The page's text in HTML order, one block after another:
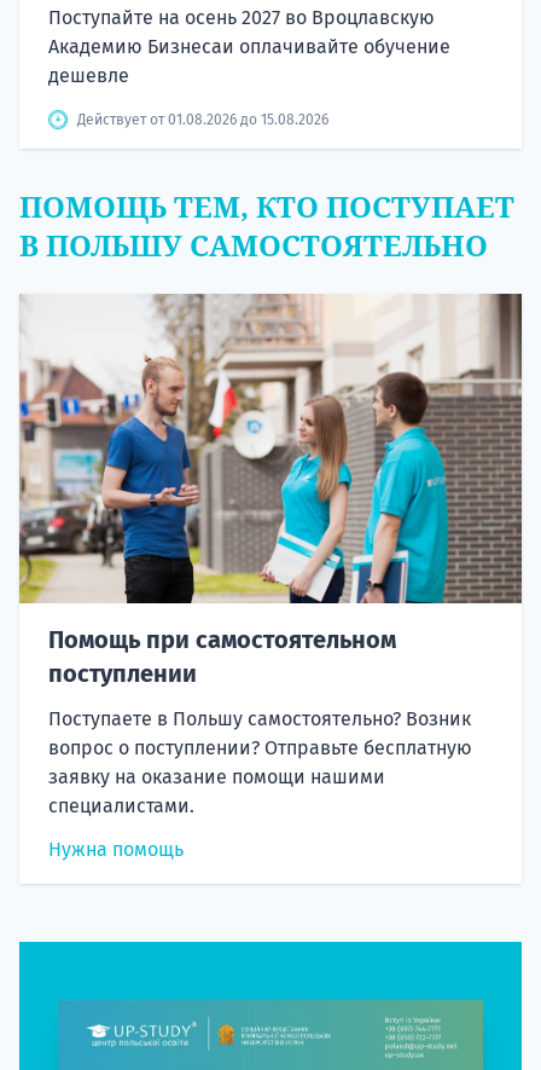
Поступайте на осень 2027 во Вроцлавскую
Академию Бизнесаи оплачивайте обучение
дешевле
Действует от 01.08.2026 до 15.08.2026
ПОМОЩЬ ТЕМ, КТО ПОСТУПАЕТ
В ПОЛЬШУ САМОСТОЯТЕЛЬНО
Помощь при самостоятельном
поступлении
Поступаете в Польшу самостоятельно? Возник
вопрос о поступлении? Отправьте бесплатную
заявку на оказание помощи нашими
специалистами.
Нужна помощь